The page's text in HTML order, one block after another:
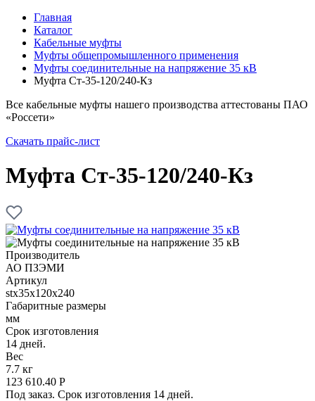
Главная
Каталог
Кабельные муфты
Муфты общепромышленного применения
Муфты соединительные на напряжение 35 кВ
Муфта Ст-35-120/240-Кз
Все кабельные муфты нашего производства аттестованы ПАО
«Россети»
Скачать прайс-лист
Муфта Ст-35-120/240-Кз
Производитель
АО ПЗЭМИ
Артикул
stx35x120х240
Габаритные размеры
мм
Срок изготовления
14 дней.
Вес
7.7 кг
123 610.40 Р
Под заказ. Срок изготовления 14 дней.